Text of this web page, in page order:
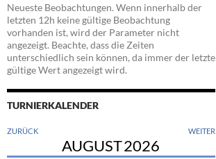
Neueste Beobachtungen. Wenn innerhalb der
letzten 12h keine gültige Beobachtung
vorhanden ist, wird der Parameter nicht
angezeigt. Beachte, dass die Zeiten
unterschiedlich sein können, da immer der letzte
gültige Wert angezeigt wird.
TURNIERKALENDER
ZURÜCK WEITER
AUGUST2026